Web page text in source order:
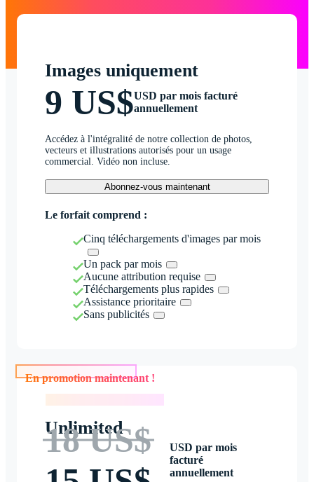
Images uniquement
9 US$USD par mois facturé
annuellement
Accédez à l'intégralité de notre collection de photos,
vecteurs et illustrations autorisés pour un usage
commercial. Vidéo non incluse.
Abonnez-vous maintenant
Le forfait comprend :
Cinq téléchargements d'images par mois
Un pack par mois
Aucune attribution requise
Téléchargements plus rapides
Assistance prioritaire
Sans publicités
En promotion maintenant !
Unlimited
18 US$
USD par mois
facturé
annuellement